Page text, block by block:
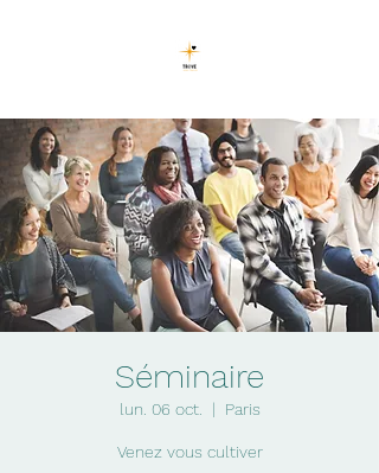
Séminaire
lun. 06 oct.
  |
Paris
Venez vous cultiver